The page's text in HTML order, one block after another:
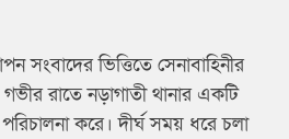
সংবাদের ভিত্তিতে সেনাবাহিনীর
রাতে নড়াগাতী থানার একটি
করে। দীর্ঘ সময় ধরে চলা